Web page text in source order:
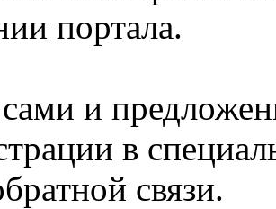
портала.
и
в
связи.